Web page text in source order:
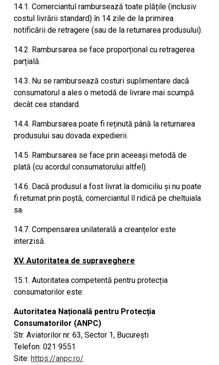
14.1. Comerciantul rambursează toate plățile (inclusiv
costul livrării standard) în 14 zile de la primirea
notificării de retragere (sau de la returnarea produsului).
14.2. Rambursarea se face proporțional cu retragerea
parțială.
14.3. Nu se rambursează costuri suplimentare dacă
consumatorul a ales o metodă de livrare mai scumpă
decât cea standard.
14.4. Rambursarea poate fi reținută până la returnarea
produsului sau dovada expedierii.
14.5. Rambursarea se face prin aceeași metodă de
plată (cu acordul consumatorului altfel).
14.6. Dacă produsul a fost livrat la domiciliu și nu poate
fi returnat prin poștă, comerciantul îl ridică pe cheltuiala
sa.
14.7. Compensarea unilaterală a creanțelor este
interzisă.
XV. Autoritatea de supraveghere
15.1. Autoritatea competentă pentru protecția
consumatorilor este:
Autoritatea Națională pentru Protecția
Consumatorilor (ANPC)
Str. Aviatorilor nr. 63, Sector 1, București
Telefon: 021 9551
Site: https://anpc.ro/